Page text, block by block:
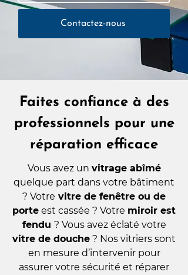
Contactez-nous
Faites confiance à des
professionnels pour une
réparation efficace
Vous avez un vitrage abîmé
quelque part dans votre bâtiment
? Votre vitre de fenêtre ou de
porte est cassée ? Votre miroir est
fendu ? Vous avez éclaté votre
vitre de douche ? Nos vitriers sont
en mesure d’intervenir pour
assurer votre sécurité et réparer